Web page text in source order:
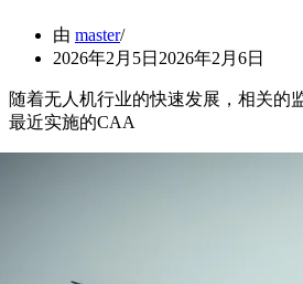
由 master
2026年2月5日 2026年2月6日
随着无人机行业的快速发展，相关的
最近实施的CAA